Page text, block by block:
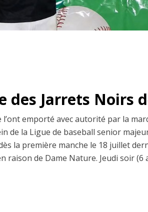
des Jarrets Noirs
emporté avec autorité par la
de la Ligue de baseball senior
la première manche le 18 juillet
raison de Dame Nature. Jeudi soir (6